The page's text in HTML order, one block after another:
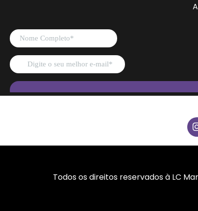
I
Todos os direitos reservados à LC